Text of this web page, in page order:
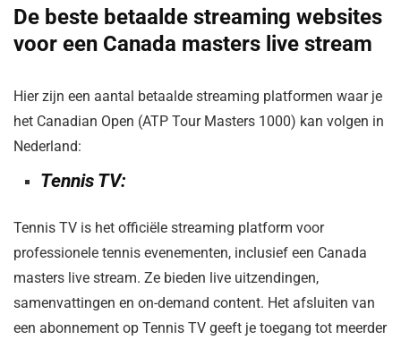
De beste betaalde streaming websites
voor een Canada masters live stream
Hier zijn een aantal betaalde streaming platformen waar je
het Canadian Open (ATP Tour Masters 1000) kan volgen in
Nederland:
Tennis TV:
Tennis TV is het officiële streaming platform voor
professionele tennis evenementen, inclusief een Canada
masters live stream. Ze bieden live uitzendingen,
samenvattingen en on-demand content. Het afsluiten van
een abonnement op Tennis TV geeft je toegang tot meerder